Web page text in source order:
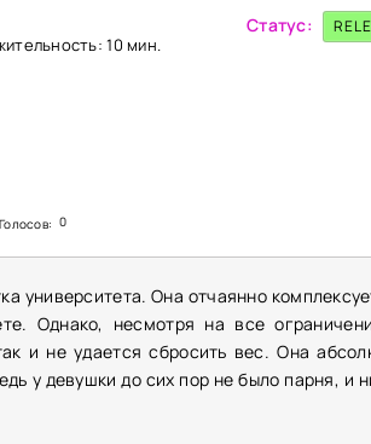
10 мин.
Голосов: 0
Статус:
университета. Она отчаянно
Однако, несмотря на все
и не удается сбросить вес. Она
у девушки до сих пор не было парня, и